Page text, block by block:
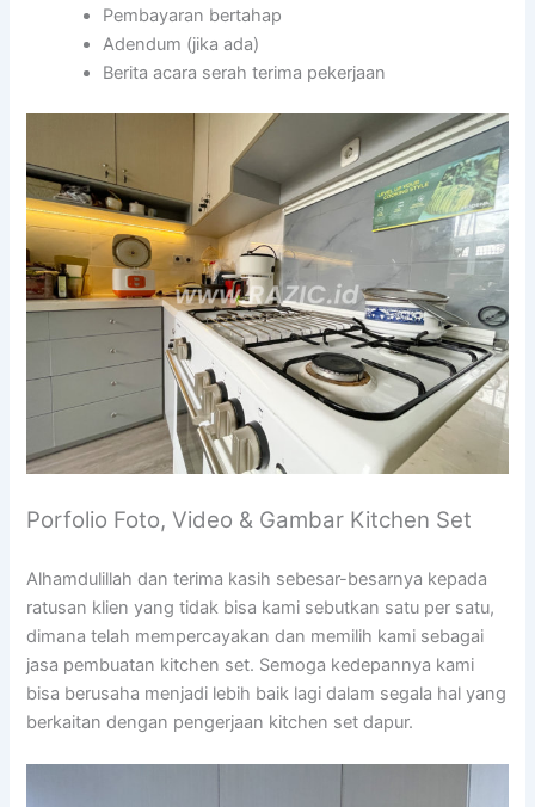
Pembayaran bertahap
Adendum (jika ada)
Berita acara serah terima pekerjaan
Porfolio Foto, Video & Gambar Kitchen Set
Alhamdulillah dan terima kasih sebesar-besarnya kepada
ratusan klien yang tidak bisa kami sebutkan satu per satu,
dimana telah mempercayakan dan memilih kami sebagai
jasa pembuatan kitchen set. Semoga kedepannya kami
bisa berusaha menjadi lebih baik lagi dalam segala hal yang
berkaitan dengan pengerjaan kitchen set dapur.